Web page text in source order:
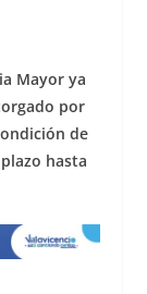
Mayor ya
por
de
hasta